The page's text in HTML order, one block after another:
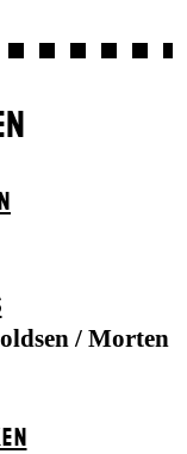
/ Morten